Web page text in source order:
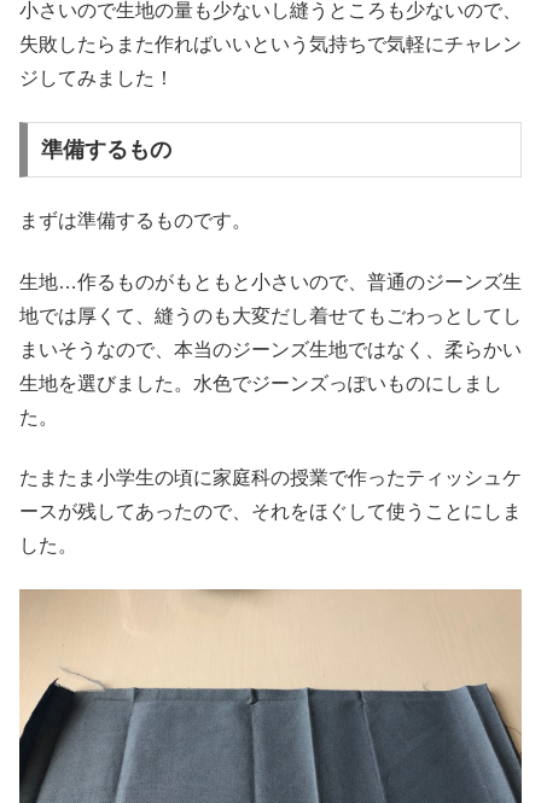
小さいので生地の量も少ないし縫うところも少ないので、
失敗したらまた作ればいいという気持ちで気軽にチャレン
ジしてみました！
準備するもの
まずは準備するものです。
生地…作るものがもともと小さいので、普通のジーンズ生
地では厚くて、縫うのも大変だし着せてもごわっとしてし
まいそうなので、本当のジーンズ生地ではなく、柔らかい
生地を選びました。水色でジーンズっぽいものにしまし
た。
たまたま小学生の頃に家庭科の授業で作ったティッシュケ
ースが残してあったので、それをほぐして使うことにしま
した。